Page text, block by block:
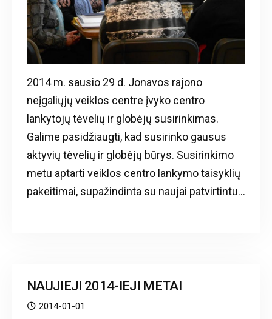
2014 m. sausio 29 d. Jonavos rajono
neįgaliųjų veiklos centre įvyko centro
lankytojų tėvelių ir globėjų susirinkimas.
Galime pasidžiaugti, kad susirinko gausus
aktyvių tėvelių ir globėjų būrys. Susirinkimo
metu aptarti veiklos centro lankymo taisyklių
pakeitimai, supažindinta su naujai patvirtintu...
NAUJIEJI 2014-IEJI METAI
2014-01-01